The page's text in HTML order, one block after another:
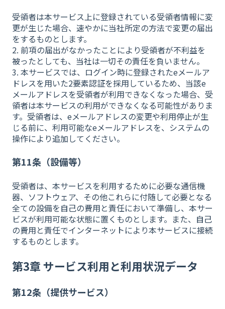
受領者は本サービス上に登録されている受領者情報に変
更が生じた場合、速やかに当社所定の方法で変更の届出
をするものとします。
2. 前項の届出がなかったことにより受領者が不利益を
被ったとしても、当社は一切その責任を負いません。
3. 本サービスでは、ログイン時に登録されたeメールア
ドレスを用いた2要素認証を採用しているため、当該e
メールアドレスを受領者が利用できなくなった場合、受
領者は本サービスの利用ができなくなる可能性がありま
す。受領者は、eメールアドレスの変更や利用停止が生
じる前に、利用可能なeメールアドレスを、システムの
操作により追加してください。
第11条（設備等）
受領者は、本サービスを利用するために必要な通信機
器、ソフトウェア、その他これらに付随して必要となる
全ての設備を自己の費用と責任において準備し、本サー
ビスが利用可能な状態に置くものとします。また、自己
の費用と責任でインターネットにより本サービスに接続
するものとします。
第3章 サービス利用と利用状況データ
第12条（提供サービス）